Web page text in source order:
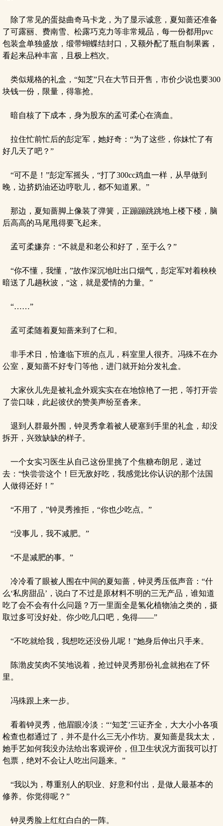
除了常见的蛋挞曲奇马卡龙，为了显示诚意，夏知蔷还准备
了可露丽、费南雪、松露巧克力等非常规品，每一份都用pvc
包装盒单独盛放，缎带蝴蝶结封口，又额外配了瓶自制果酱，
看起来品种丰富，且极上档次。
类似规格的礼盒，“知芝”只在大节日开售，市价少说也要300
块钱一份，限量，得靠抢。
暗自核了下成本，身为股东的孟可柔心在滴血。
拉住忙前忙后的彭定军，她好奇：“为了这些，你妹忙了有
好几天了吧？”
“可不是！”彭定军摇头，“打了300cc鸡血一样，从早做到
晚，边挤奶油还边哼歌儿，都不知道累。”
那边，夏知蔷脚上像装了弹簧，正蹦蹦跳跳地上楼下楼，脑
后高高的马尾甩得要飞起来。
孟可柔嫌弃：“不就是和老公和好了，至于么？”
“你不懂，我懂，”故作深沉地吐出口烟气，彭定军对着秧秧
暗送了几趟秋波，“这，就是爱情的力量。”
“……”
孟可柔随着夏知蔷来到了仁和。
非手术日，恰逢临下班的点儿，科室里人很齐。冯殊不在办
公室，夏知蔷不好专门等他，进门就开始分发礼盒。
大家伙儿先是被礼盒外观实实在在地惊艳了一把，等打开尝
了尝口味，此起彼伏的赞美声纷至沓来。
退到人群最外围，钟灵秀拿着被人硬塞到手里的礼盒，却没
拆开，兴致缺缺的样子。
一个女实习医生从自己这份里挑了个焦糖布朗尼，递过
去：“快尝尝这个！巨无敌好吃，我感觉比你认识的那个法国
人做得还好！”
“不用了，”钟灵秀推拒，“你也少吃点。”
“没事儿，我不减肥。”
“不是减肥的事。”
冷冷看了眼被人围在中间的夏知蔷，钟灵秀压低声音：“什
么‘私房甜品’，说白了不过是原材料不明的三无产品，谁知道
吃了会不会有什么问题？万一里面全是氢化植物油之类的，摄
取过多可没好处。你少吃几口吧，免得——”
“不吃就给我，我想吃还没份儿呢！”她身后伸出只手来。
陈渤皮笑肉不笑地说着，抢过钟灵秀那份礼盒就抱在了怀
里。
冯殊跟上来一步。
看着钟灵秀，他眉眼冷淡：“‘知芝’三证齐全，大大小小各项
检查也都通过了，并不是什么三无小作坊。夏知蔷是我太太，
她手艺如何我没办法给出客观评价，但卫生状况方面我可以打
包票，绝对不会让人吃出问题来。”
“我以为，尊重别人的职业、好意和付出，是做人最基本的
修养。你觉得呢？”
钟灵秀脸上红红白白的一阵。